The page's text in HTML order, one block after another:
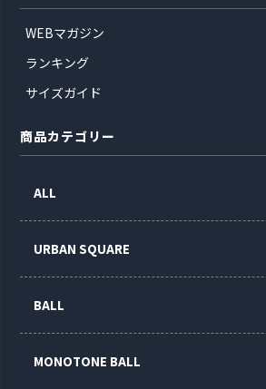
WEBマガジン
ランキング
サイズガイド
商品カテゴリー
ALL
URBAN SQUARE
BALL
MONOTONE BALL